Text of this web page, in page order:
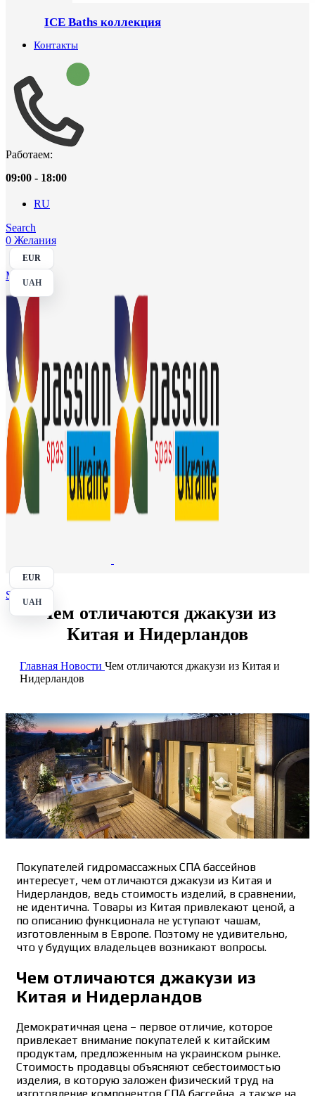
ICE Baths коллекция
Контакты
Работаем:
09:00 - 18:00
RU
Search
0 Желания
EUR
UAH
Menu
EUR
UAH
Search
Чем отличаются джакузи из
Китая и Нидерландов
Главная Новости Чем отличаются джакузи из Китая и
Нидерландов
Покупателей гидромассажных СПА бассейнов
интересует, чем отличаются джакузи из Китая и
Нидерландов, ведь стоимость изделий, в сравнении,
не идентична. Товары из Китая привлекают ценой, а
по описанию функционала не уступают чашам,
изготовленным в Европе. Поэтому не удивительно,
что у будущих владельцев возникают вопросы.
Чем отличаются джакузи из
Китая и Нидерландов
Демократичная цена – первое отличие, которое
привлекает внимание покупателей к китайским
продуктам, предложенным на украинском рынке.
Стоимость продавцы объясняют себестоимостью
изделия, в которую заложен физический труд на